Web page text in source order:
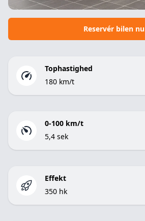
Reservér bilen nu
Tophastighed
180 km/t
0-100 km/t
5,4 sek
Effekt
350 hk